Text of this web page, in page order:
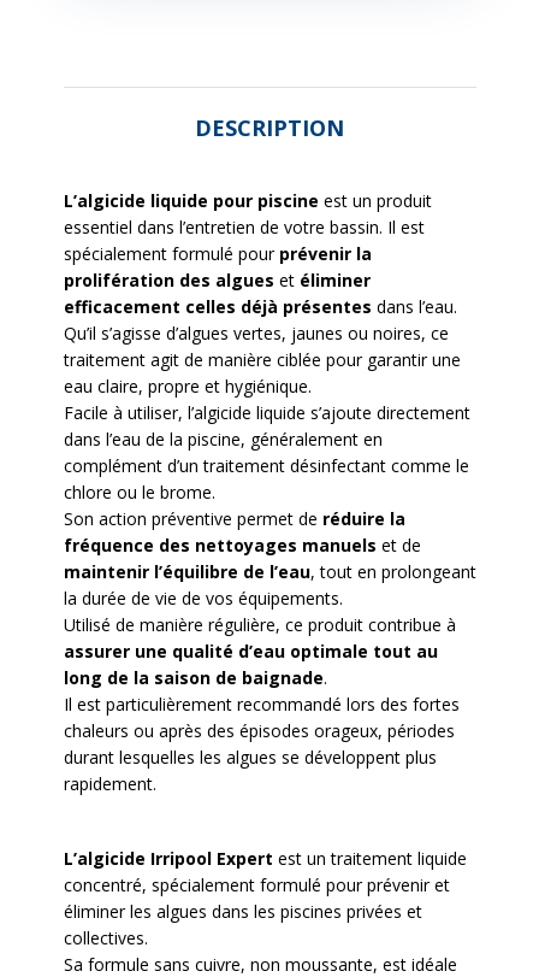
DESCRIPTION
L’algicide liquide pour piscine est un produit
essentiel dans l’entretien de votre bassin. Il est
spécialement formulé pour prévenir la
prolifération des algues et éliminer
efficacement celles déjà présentes dans l’eau.
Qu’il s’agisse d’algues vertes, jaunes ou noires, ce
traitement agit de manière ciblée pour garantir une
eau claire, propre et hygiénique.
Facile à utiliser, l’algicide liquide s’ajoute directement
dans l’eau de la piscine, généralement en
complément d’un traitement désinfectant comme le
chlore ou le brome.
Son action préventive permet de réduire la
fréquence des nettoyages manuels et de
maintenir l’équilibre de l’eau, tout en prolongeant
la durée de vie de vos équipements.
Utilisé de manière régulière, ce produit contribue à
assurer une qualité d’eau optimale tout au
long de la saison de baignade.
Il est particulièrement recommandé lors des fortes
chaleurs ou après des épisodes orageux, périodes
durant lesquelles les algues se développent plus
rapidement.
L’algicide Irripool Expert est un traitement liquide
concentré, spécialement formulé pour prévenir et
éliminer les algues dans les piscines privées et
collectives.
Sa formule sans cuivre, non moussante, est idéale